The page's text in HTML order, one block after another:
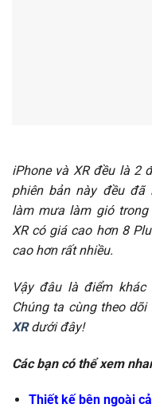
iPhone và XR đều là 2
phiên bản này đều đã
làm mưa làm gió trong
XR có giá cao hơn 8
cao hơn rất nhiều.
Vậy đâu là điểm
Chúng ta cùng theo
XRdưới đây!
Các bạn có thể xem
Thiết kế bên ngoài